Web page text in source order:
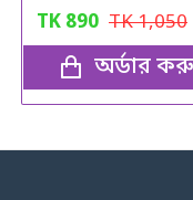
TK 890 TK1,050
অর্ডার